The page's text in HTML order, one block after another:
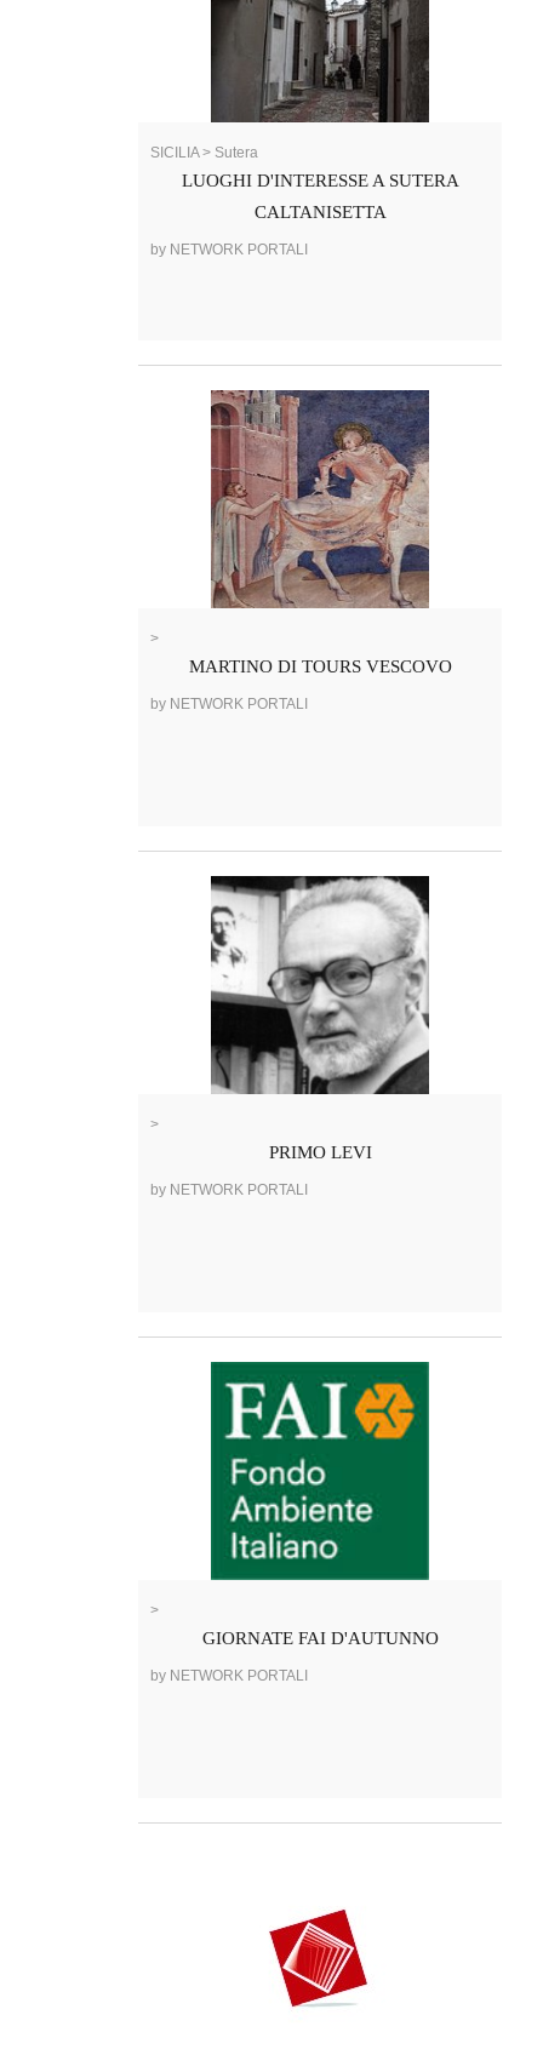
SICILIA > Sutera
LUOGHI D'INTERESSE A SUTERA
CALTANISETTA
by NETWORK PORTALI
>
MARTINO DI TOURS VESCOVO
by NETWORK PORTALI
>
PRIMO LEVI
by NETWORK PORTALI
>
GIORNATE FAI D'AUTUNNO
by NETWORK PORTALI